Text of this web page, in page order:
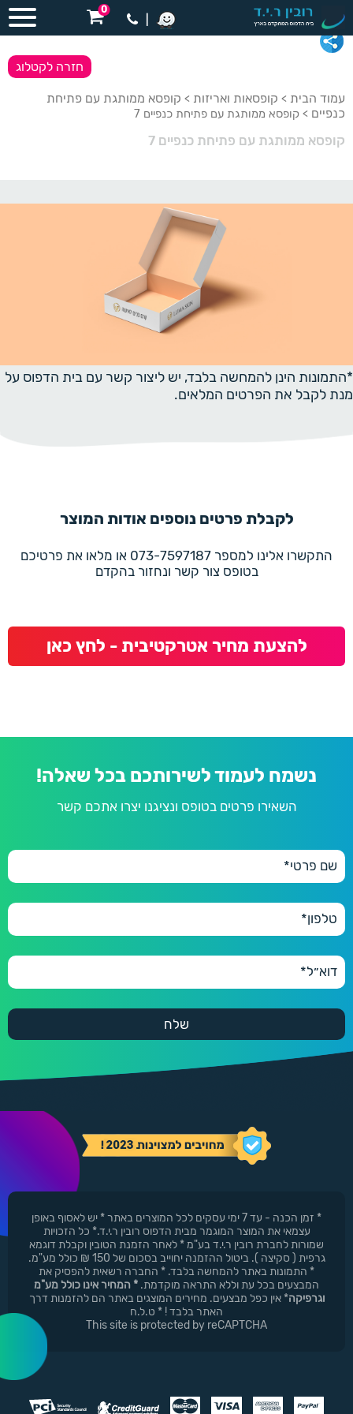
0
עמוד הבית > קופסאות ואריזות > קופסא ממותגת עם פתיחת
כנפיים > קופסא ממותגת עם פתיחת כנפיים 7
קופסא ממותגת עם פתיחת כנפיים 7
חזרה לקטלוג
*התמונות הינן להמחשה בלבד, יש ליצור קשר עם בית הדפוס על
מנת לקבל את הפרטים המלאים.
לקבלת פרטים נוספים אודות המוצר
התקשרו אלינו למספר 073-7597187 או מלאו את פרטיכם
בטופס צור קשר ונחזור בהקדם
להצעת מחיר אטרקטיבית - לחץ כאן
נשמח לעמוד לשירותכם בכל שאלה!
השאירו פרטים בטופס ונציגנו יצרו אתכם קשר
* זמן הכנה - עד 7 ימי עסקים לכל המוצרים באתר * יש לאסוף באופן
עצמאי את המוצר המוגמר מבית הדפוס רובין ר.י.ד.* כל הזכויות
שמורות לחברת רובין ר.י.ד בע"מ * לאחר הזמנת הטובין וקבלת דוגמא
גרפית ( סקיצה ). ביטול ההזמנה יחוייב בסכום של 150 ₪ כולל מע"מ.
* התמונות באתר להמחשה בלבד. * החברה רשאית להפסיק את
המבצעים בכל עת וללא התראה מוקדמת. * המחיר אינו כולל מע"מ
וגרפיקה* אין כפל מבצעים. מחירים המוצגים באתר הם להזמנות דרך
האתר בלבד ! * ט.ל.ח
This site is protected by reCAPTCHA